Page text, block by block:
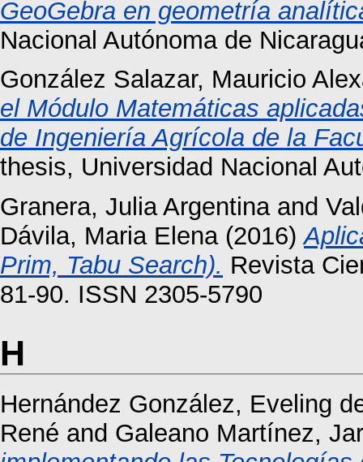
GeoGebra en geometría
Nacional Autónoma de
González Salazar, Mauricio
el Módulo Matemáticas
de Ingeniería Agrícola de la
thesis, Universidad Nacional
Granera, Julia Argentinaand
Dávila, Maria Elena(2016)
Prim, Tabu Search). Revista
81-90. ISSN 2305-5790
H
Hernández González, Eveling
René and Galeano Martínez,